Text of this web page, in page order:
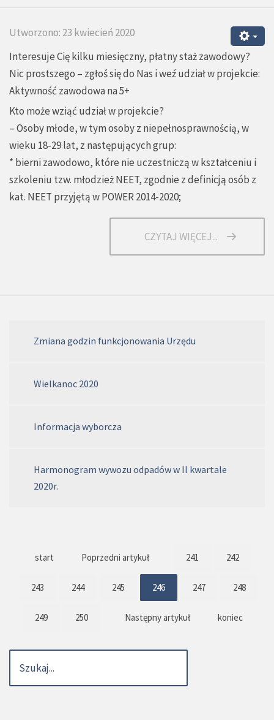
Utworzono: 23 kwiecień 2020
Interesuje Cię kilku miesięczny, płatny staż zawodowy?
Nic prostszego – zgłoś się do Nas i weź udział w projekcie:
Aktywność zawodowa na 5+
Kto może wziąć udział w projekcie?
– Osoby młode, w tym osoby z niepełnosprawnością, w
wieku 18-29 lat, z następujących grup:
* bierni zawodowo, które nie uczestniczą w kształceniu i
szkoleniu tzw. młodzież NEET, zgodnie z definicją osób z
kat. NEET przyjętą w POWER 2014-2020;
CZYTAJ WIĘCEJ...
Zmiana godzin funkcjonowania Urzędu
Wielkanoc 2020
Informacja wyborcza
Harmonogram wywozu odpadów w II kwartale
2020r.
start Poprzedni artykuł 241 242
243 244 245 246 247 248
249 250 Następny artykuł koniec